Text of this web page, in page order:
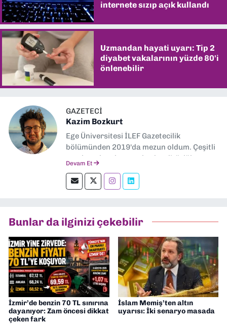
internete sızıp açık kullandı
Uzmandan hayati uyarı: Tip 2
diyabet vakalarının yüzde 80'i
önlenebilir
GAZETECI
Kazim Bozkurt
Ege Üniversitesi İLEF Gazetecilik
bölümünden 2019'da mezun oldum. Çeşitli
yerel ve ulusal gazetelerde editörlük,
okumayı severim.
Devam Et
Bunlar da ilginizi çekebilir
İzmir’de benzin 70 TL sınırına
dayanıyor: Zam öncesi dikkat
çeken fark
İslam Memiş’ten altın
uyarısı: İki senaryo masada